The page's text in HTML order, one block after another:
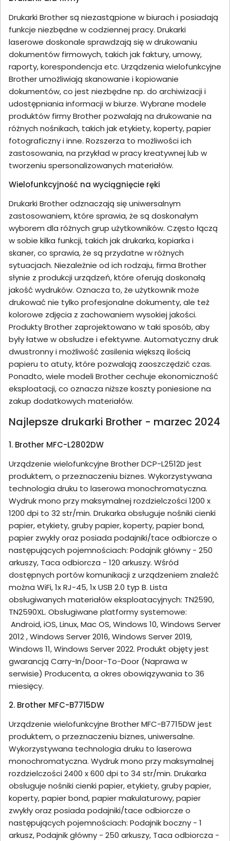
Drukarki Brother są niezastąpione w biurach i posiadają
funkcje niezbędne w codziennej pracy. Drukarki
laserowe doskonale sprawdzają się w drukowaniu
dokumentów firmowych, takich jak faktury, umowy,
raporty, korespondencja etc. Urządzenia wielofunkcyjne
Brother umożliwiają skanowanie i kopiowanie
dokumentów, co jest niezbędne np. do archiwizacji i
udostępniania informacji w biurze. Wybrane modele
produktów firmy Brother pozwalają na drukowanie na
różnych nośnikach, takich jak etykiety, koperty, papier
fotograficzny i inne. Rozszerza to możliwości ich
zastosowania, na przykład w pracy kreatywnej lub w
tworzeniu spersonalizowanych materiałów.
Wielofunkcyjność na wyciągnięcie ręki
Drukarki Brother odznaczają się uniwersalnym
zastosowaniem, które sprawia, że są doskonałym
wyborem dla różnych grup użytkowników. Często łączą
w sobie kilka funkcji, takich jak drukarka, kopiarka i
skaner, co sprawia, że są przydatne w różnych
sytuacjach. Niezależnie od ich rodzaju, firma Brother
słynie z produkcji urządzeń, które oferują doskonałą
jakość wydruków. Oznacza to, że użytkownik może
drukować nie tylko profesjonalne dokumenty, ale też
kolorowe zdjęcia z zachowaniem wysokiej jakości.
Produkty Brother zaprojektowano w taki sposób, aby
były łatwe w obsłudze i efektywne. Automatyczny druk
dwustronny i możliwość zasilenia większą ilością
papieru to atuty, które pozwalają zaoszczędzić czas.
Ponadto, wiele modeli Brother cechuje ekonomiczność
eksploatacji, co oznacza niższe koszty poniesione na
zakup dodatkowych materiałów.
Najlepsze drukarki Brother - marzec 2024
1. Brother MFC-L2802DW
Urządzenie wielofunkcyjne Brother DCP-L2512D jest
produktem, o przeznaczeniu biznes. Wykorzystywana
technologia druku to laserowa monochromatyczna.
Wydruk mono przy maksymalnej rozdzielczości 1200 x
1200 dpi to 32 str/min. Drukarka obsługuje nośniki cienki
papier, etykiety, gruby papier, koperty, papier bond,
papier zwykły oraz posiada podajniki/tace odbiorcze o
następujących pojemnościach: Podajnik główny - 250
arkuszy, Taca odbiorcza - 120 arkuszy. Wśród
dostępnych portów komunikacji z urządzeniem znaleźć
można WiFi, 1x RJ-45, 1x USB 2.0 typ B. Lista
obsługiwanych materiałów eksploatacyjnych: TN2590,
TN2590XL. Obsługiwane platformy systemowe:
Android, iOS, Linux, Mac OS, Windows 10, Windows Server
2012 , Windows Server 2016, Windows Server 2019,
Windows 11, Windows Server 2022. Produkt objęty jest
gwarancją Carry-In/Door-To-Door (Naprawa w
serwisie) Producenta, a okres obowiązywania to 36
miesięcy.
2. Brother MFC-B7715DW
Urządzenie wielofunkcyjne Brother MFC-B7715DW jest
produktem, o przeznaczeniu biznes, uniwersalne.
Wykorzystywana technologia druku to laserowa
monochromatyczna. Wydruk mono przy maksymalnej
rozdzielczości 2400 x 600 dpi to 34 str/min. Drukarka
obsługuje nośniki cienki papier, etykiety, gruby papier,
koperty, papier bond, papier makulaturowy, papier
zwykły oraz posiada podajniki/tace odbiorcze o
następujących pojemnościach: Podajnik boczny - 1
arkusz, Podajnik główny - 250 arkuszy, Taca odbiorcza -